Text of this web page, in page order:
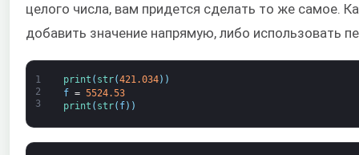
целого числа, вам придется сделать то же самое.
добавить значение напрямую, либо использовать
1
2
3
print ( str(421.034) )
f = 5524.53
print ( str( f) )